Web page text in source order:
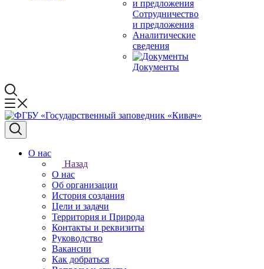
Сотрудничество
и предложения
Аналитические
сведения
Документы
О нас
Назад
О нас
Об организации
История создания
Цели и задачи
Территория и Природа
Контакты и реквизиты
Руководство
Вакансии
Как добраться